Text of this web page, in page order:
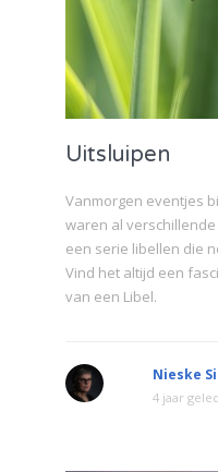
Uitsluipen
Vanmorgen eventjes
waren al
een serie libellen die
Vind het altijd een
van een Libel.
Nieske
4 jaar